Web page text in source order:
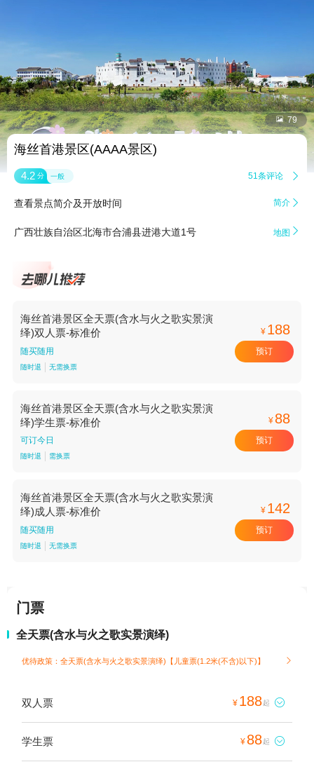
 79
海丝首港景区(AAAA景区)
4.2 分 一般 51条评论 
查看景点简介及开放时间 简介 
广西壮族自治区北海市合浦县进港大道1号 地图 
海丝首港景区全天票(含水与火之歌实景演
绎)双人票-标准价
随买随用
随时退 无需换票
¥ 188
预订
海丝首港景区全天票(含水与火之歌实景演
绎)学生票-标准价
可订今日
随时退 需换票
¥ 88
预订
海丝首港景区全天票(含水与火之歌实景演
绎)成人票-标准价
随买随用
随时退 无需换票
¥ 142
预订
门票
全天票(含水与火之歌实景演绎)
优待政策：全天票(含水与火之歌实景演绎)【儿童票(1.2米(不含)以下)】 
双人票 ¥ 188起 
学生票 ¥ 88起 